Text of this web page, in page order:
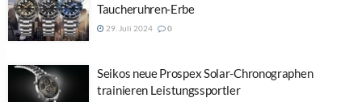
Taucheruhren-Erbe
29. Juli 2024 0
Seikos neue Prospex Solar-Chronographen
trainieren Leistungssportler